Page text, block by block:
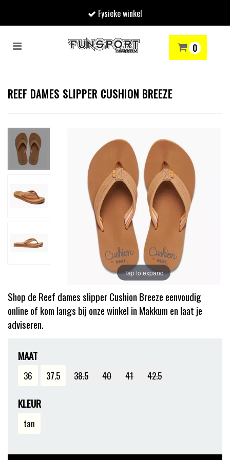
Fysieke winkel
Toggle
0
Vul hem met producten.
SKIËN WINTERSPORTSHOP
REEF DAMES SLIPPER CUSHION BREEZE
Tap to expand
Shop de Reef dames slipper Cushion Breeze eenvoudig
online of kom langs bij onze winkel in Makkum en laat je
adviseren.
MAAT
36 37.5 38.5 40 41 42.5
KLEUR
tan